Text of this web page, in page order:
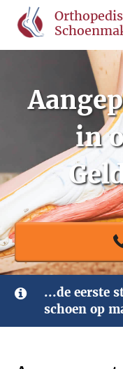
in
...de eerste
schoen op